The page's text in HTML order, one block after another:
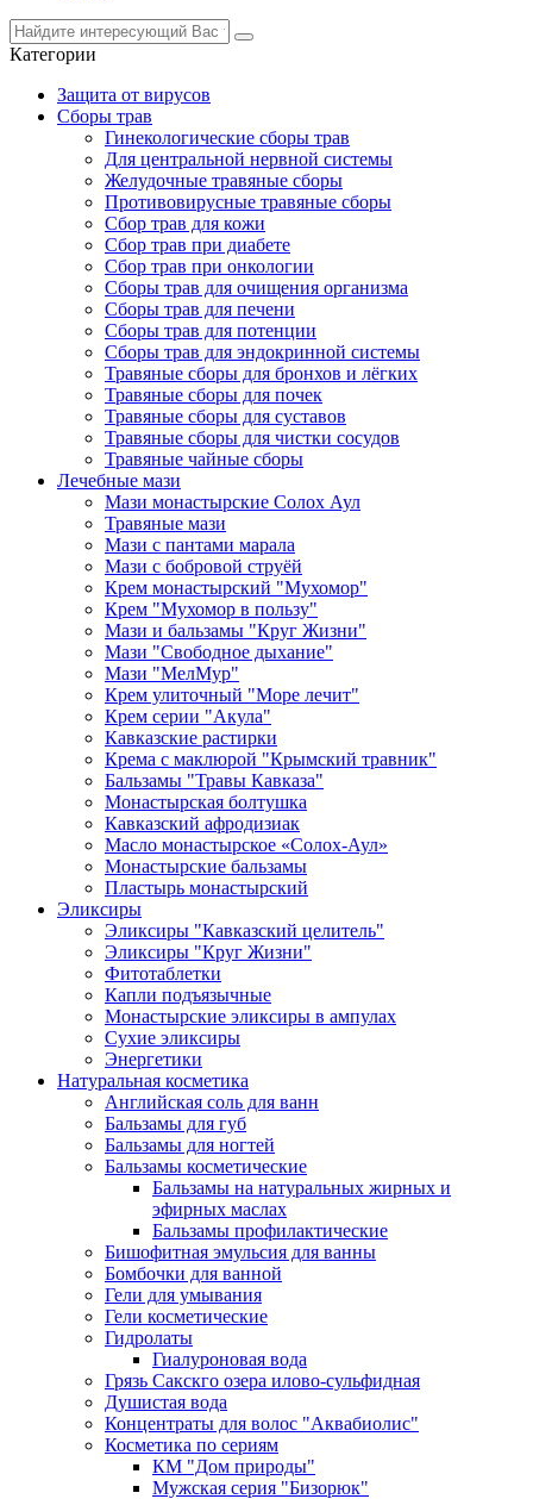
Категории
Защита от вирусов
Сборы трав
Гинекологические сборы трав
Для центральной нервной системы
Желудочные травяные сборы
Противовирусные травяные сборы
Сбор трав для кожи
Сбор трав при диабете
Сбор трав при онкологии
Сборы трав для очищения организма
Сборы трав для печени
Сборы трав для потенции
Сборы трав для эндокринной системы
Травяные сборы для бронхов и лёгких
Травяные сборы для почек
Травяные сборы для суставов
Травяные сборы для чистки сосудов
Травяные чайные сборы
Лечебные мази
Мази монастырские Солох Аул
Травяные мази
Мази с пантами марала
Мази с бобровой струёй
Крем монастырский "Мухомор"
Крем "Мухомор в пользу"
Мази и бальзамы "Круг Жизни"
Мази "Свободное дыхание"
Мази "МелМур"
Крем улиточный "Море лечит"
Крем серии "Акула"
Кавказские растирки
Крема с маклюрой "Крымский травник"
Бальзамы "Травы Кавказа"
Монастырская болтушка
Кавказский афродизиак
Масло монастырское «Солох-Аул»
Монастырские бальзамы
Пластырь монастырский
Эликсиры
Эликсиры "Кавказский целитель"
Эликсиры "Круг Жизни"
Фитотаблетки
Капли подъязычные
Монастырские эликсиры в ампулах
Сухие эликсиры
Энергетики
Натуральная косметика
Английская соль для ванн
Бальзамы для губ
Бальзамы для ногтей
Бальзамы косметические
Бальзамы на натуральных жирных и
эфирных маслах
Бальзамы профилактические
Бишофитная эмульсия для ванны
Бомбочки для ванной
Гели для умывания
Гели косметические
Гидролаты
Гиалуроновая вода
Грязь Сакскго озера илово-сульфидная
Душистая вода
Концентраты для волос "Аквабиолис"
Косметика по сериям
КМ "Дом природы"
Мужская серия "Бизорюк"